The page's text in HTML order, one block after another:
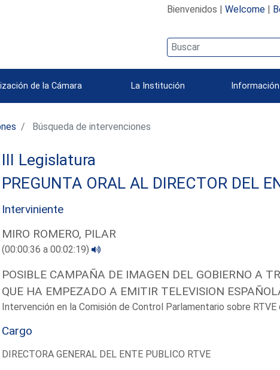
Bienvenidos | Welcome|
de la Cámara La Institución
Búsqueda de intervenciones
III Legislatura
PREGUNTA ORAL AL DIRECTOR DEL
Interviniente
MIRO ROMERO, PILAR
(00:00:36 a 00:02:19)
POSIBLE CAMPAÑA DE IMAGEN DEL GOBIERNO A
QUE HA EMPEZADO A EMITIR TELEVISION
Intervención en la Comisión de Control Parlamentario sobre
Cargo
DIRECTORA GENERAL DEL ENTE PUBLICO RTVE